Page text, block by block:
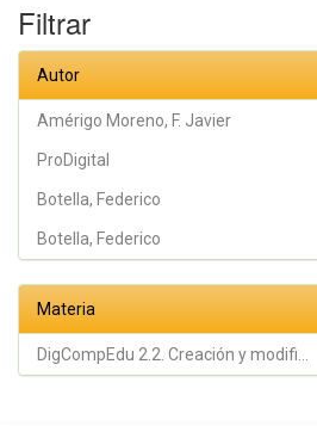
Filtrar
Autor
Amérigo Moreno, F. Javier
ProDigital
Botella, Federico
Botella, Federico
Materia
DigCompEdu 2.2. Creación y modifi...